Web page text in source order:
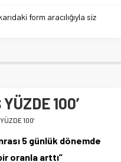
form aracılığıyla siz
100’
100’
5 günlük dönemde
oranla arttı”